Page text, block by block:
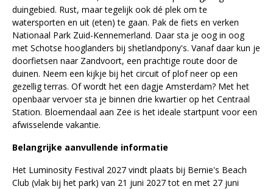
duingebied. Rust, maar tegelijk ook dé plek om te
watersporten en uit (eten) te gaan. Pak de fiets en verken
Nationaal Park Zuid-Kennemerland. Daar sta je oog in oog
met Schotse hooglanders bij shetlandpony's. Vanaf daar kun je
doorfietsen naar Zandvoort, een prachtige route door de
duinen. Neem een kijkje bij het circuit of plof neer op een
gezellig terras. Of wordt het een dagje Amsterdam? Met het
openbaar vervoer sta je binnen drie kwartier op het Centraal
Station. Bloemendaal aan Zee is het ideale startpunt voor een
afwisselende vakantie.
Belangrijke aanvullende informatie
Het Luminosity Festival 2027 vindt plaats bij Bernie's Beach
Club (vlak bij het park) van 21 juni 2027 tot en met 27 juni